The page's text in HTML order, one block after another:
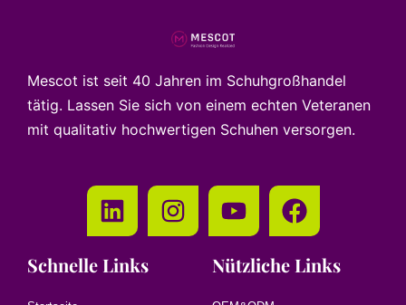
Mescot ist seit 40 Jahren im Schuhgroßhandel
tätig. Lassen Sie sich von einem echten Veteranen
mit qualitativ hochwertigen Schuhen versorgen.
Schnelle Links Nützliche Links